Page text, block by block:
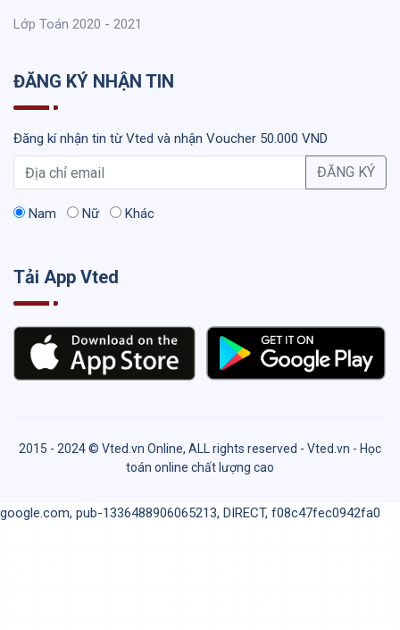
Lớp Toán 2020 - 2021
ĐĂNG KÝ NHẬN TIN
Đăng kí nhận tin từ Vted và nhận Voucher 50.000 VND
ĐĂNG KÝ
Nam Nữ Khác
Tải App Vted
2015 - 2024 © Vted.vn Online, ALL rights reserved - Vted.vn - Học
toán online chất lượng cao
google.com, pub-1336488906065213, DIRECT, f08c47fec0942fa0